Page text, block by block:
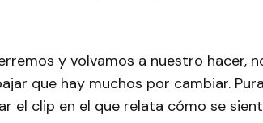
y volvamos a nuestro hacer,
que hay muchos por cambiar.
el clip en el que relata cómo se